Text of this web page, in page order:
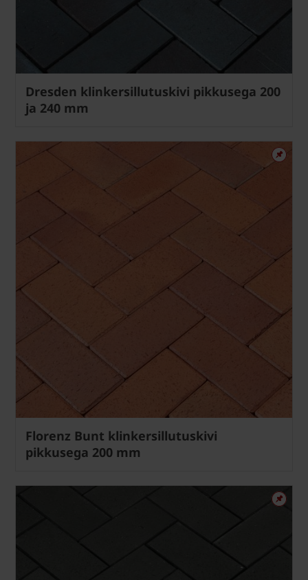
Dresden klinkersillutuskivi pikkusega 200
ja 240 mm
Florenz Bunt klinkersillutuskivi
pikkusega 200 mm